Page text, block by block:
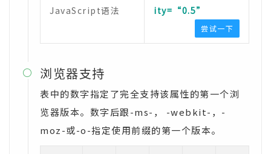
JavaScript语法
ity=“0.5”
尝试一下
 浏览器支持
表中的数字指定了完全支持该属性的第一个浏
览器版本。数字后跟-ms-， -webkit-，-
moz-或-o-指定使用前缀的第一个版本。